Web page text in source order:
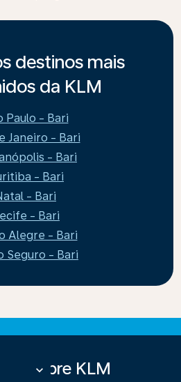
destinos mais
da KLM
Paulo - Bari
Janeiro - Bari
- Bari
- Bari
- Bari
- Bari
Alegre - Bari
Seguro - Bari
Sobre KLM
keyboard_arrow_down